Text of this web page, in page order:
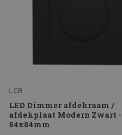
LCB
LED Dimmer afdekraam /
afdekplaat Modern Zwart -
84x84mm